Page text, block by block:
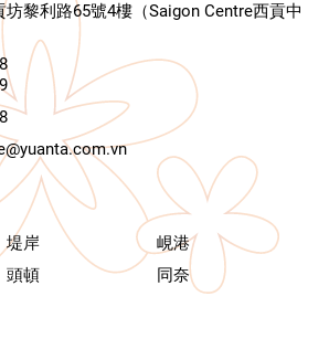
黎利路65號4樓（Saigon Centre西貢中
堤岸
峴港
頭頓 同奈